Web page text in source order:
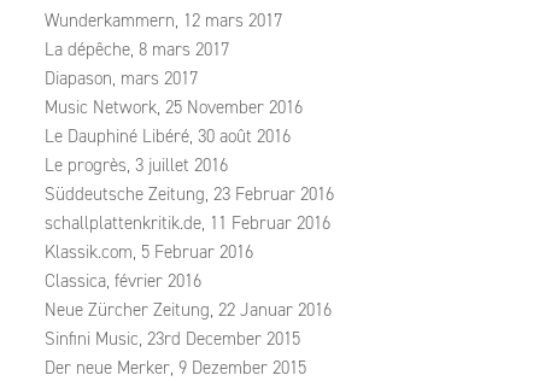
Wunderkammern, 12 mars 2017
La dépêche, 8 mars 2017
Diapason, mars 2017
Music Network, 25 November 2016
Le Dauphiné Libéré, 30 août 2016
Le progrès, 3 juillet 2016
Süddeutsche Zeitung, 23 Februar 2016
schallplattenkritik.de, 11 Februar 2016
Klassik.com, 5 Februar 2016
Classica, février 2016
Neue Zürcher Zeitung, 22 Januar 2016
Sinfini Music, 23rd December 2015
Der neue Merker, 9 Dezember 2015